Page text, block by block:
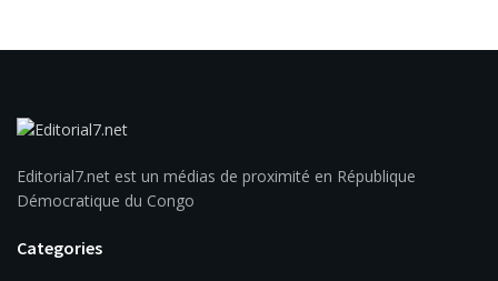
Editorial7.net est un médias de proximité en République
Démocratique du Congo
Categories